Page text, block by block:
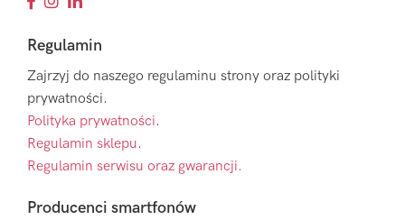
Regulamin
Zajrzyj do naszego regulaminu strony oraz polityki
prywatności.
Polityka prywatności.
Regulamin sklepu.
Regulamin serwisu oraz gwarancji.
Producenci smartfonów